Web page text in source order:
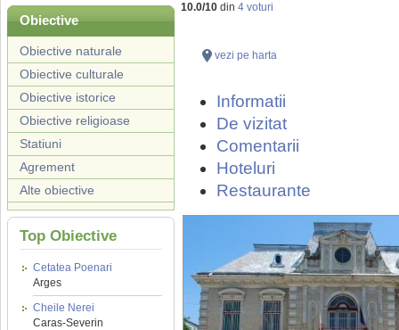
Obiective
Obiective naturale
Obiective culturale
Obiective istorice
Obiective religioase
Statiuni
Agrement
Alte obiective
Top Obiective
Cetatea Poenari
Arges
Cheile Nerei
Caras-Severin
10.0/10 din 4 voturi
vezi pe harta
Informatii
De vizitat
Comentarii
Hoteluri
Restaurante